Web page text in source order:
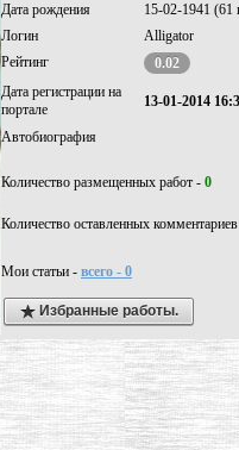
Дата рождения
15-02-1941 (61
Логин
Alligator
Рейтинг
0.02
Дата регистрации на
портале
13-01-2014
Автобиография
Количество размещенных работ - 0
Количество оставленных
Мои статьи - всего - 0
Избранные работы.